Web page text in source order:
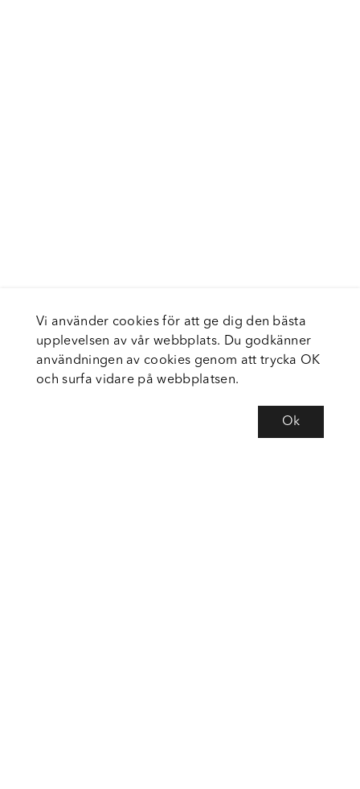
Vi använder cookies för att ge dig den bästa
upplevelsen av vår webbplats. Du godkänner
användningen av cookies genom att trycka OK
och surfa vidare på webbplatsen.
Ok